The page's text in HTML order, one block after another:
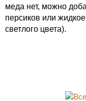
меда нет, можно
персиков или
светлого цвета).